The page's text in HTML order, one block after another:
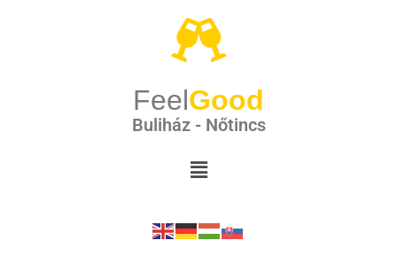
FeelGood
Buliház - Nőtincs